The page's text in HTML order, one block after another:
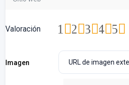
Valoración 5
4
3
2
1
Imagen